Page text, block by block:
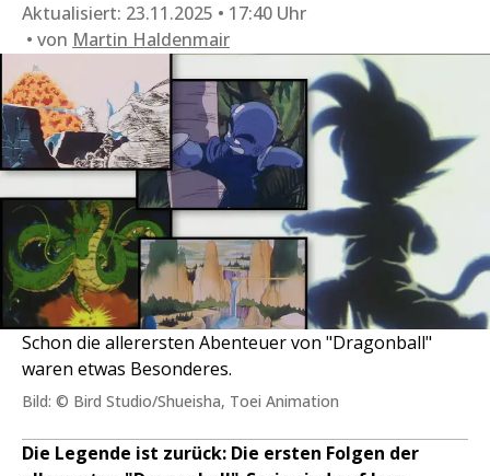
Aktualisiert: 23.11.2025 • 17:40 Uhr
von Martin Haldenmair
Schon die allerersten Abenteuer von "Dragonball"
waren etwas Besonderes.
Bild: © Bird Studio/Shueisha, Toei Animation
Die Legende ist zurück: Die ersten Folgen der